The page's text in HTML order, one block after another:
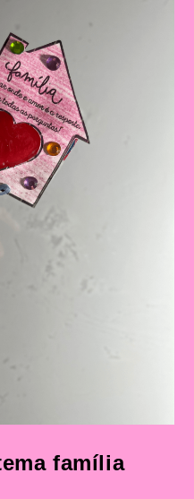
família